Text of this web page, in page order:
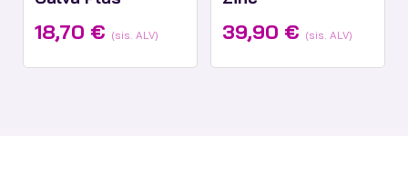
18,70 € (sis. ALV) 39,90 € (sis. ALV)